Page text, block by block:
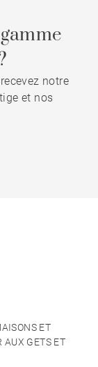
notre
et nos
ET
AUX GETS ET